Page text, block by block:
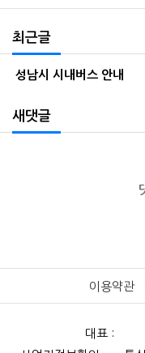
최근글
성남시 시내버스 안내
새댓글
이용약관
대표 :